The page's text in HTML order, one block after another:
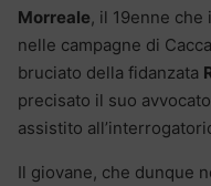
Morreale, il 19enne
nelle campagne di
bruciato della fidanzata
precisato il suo
assistito
Il giovane, che dunque